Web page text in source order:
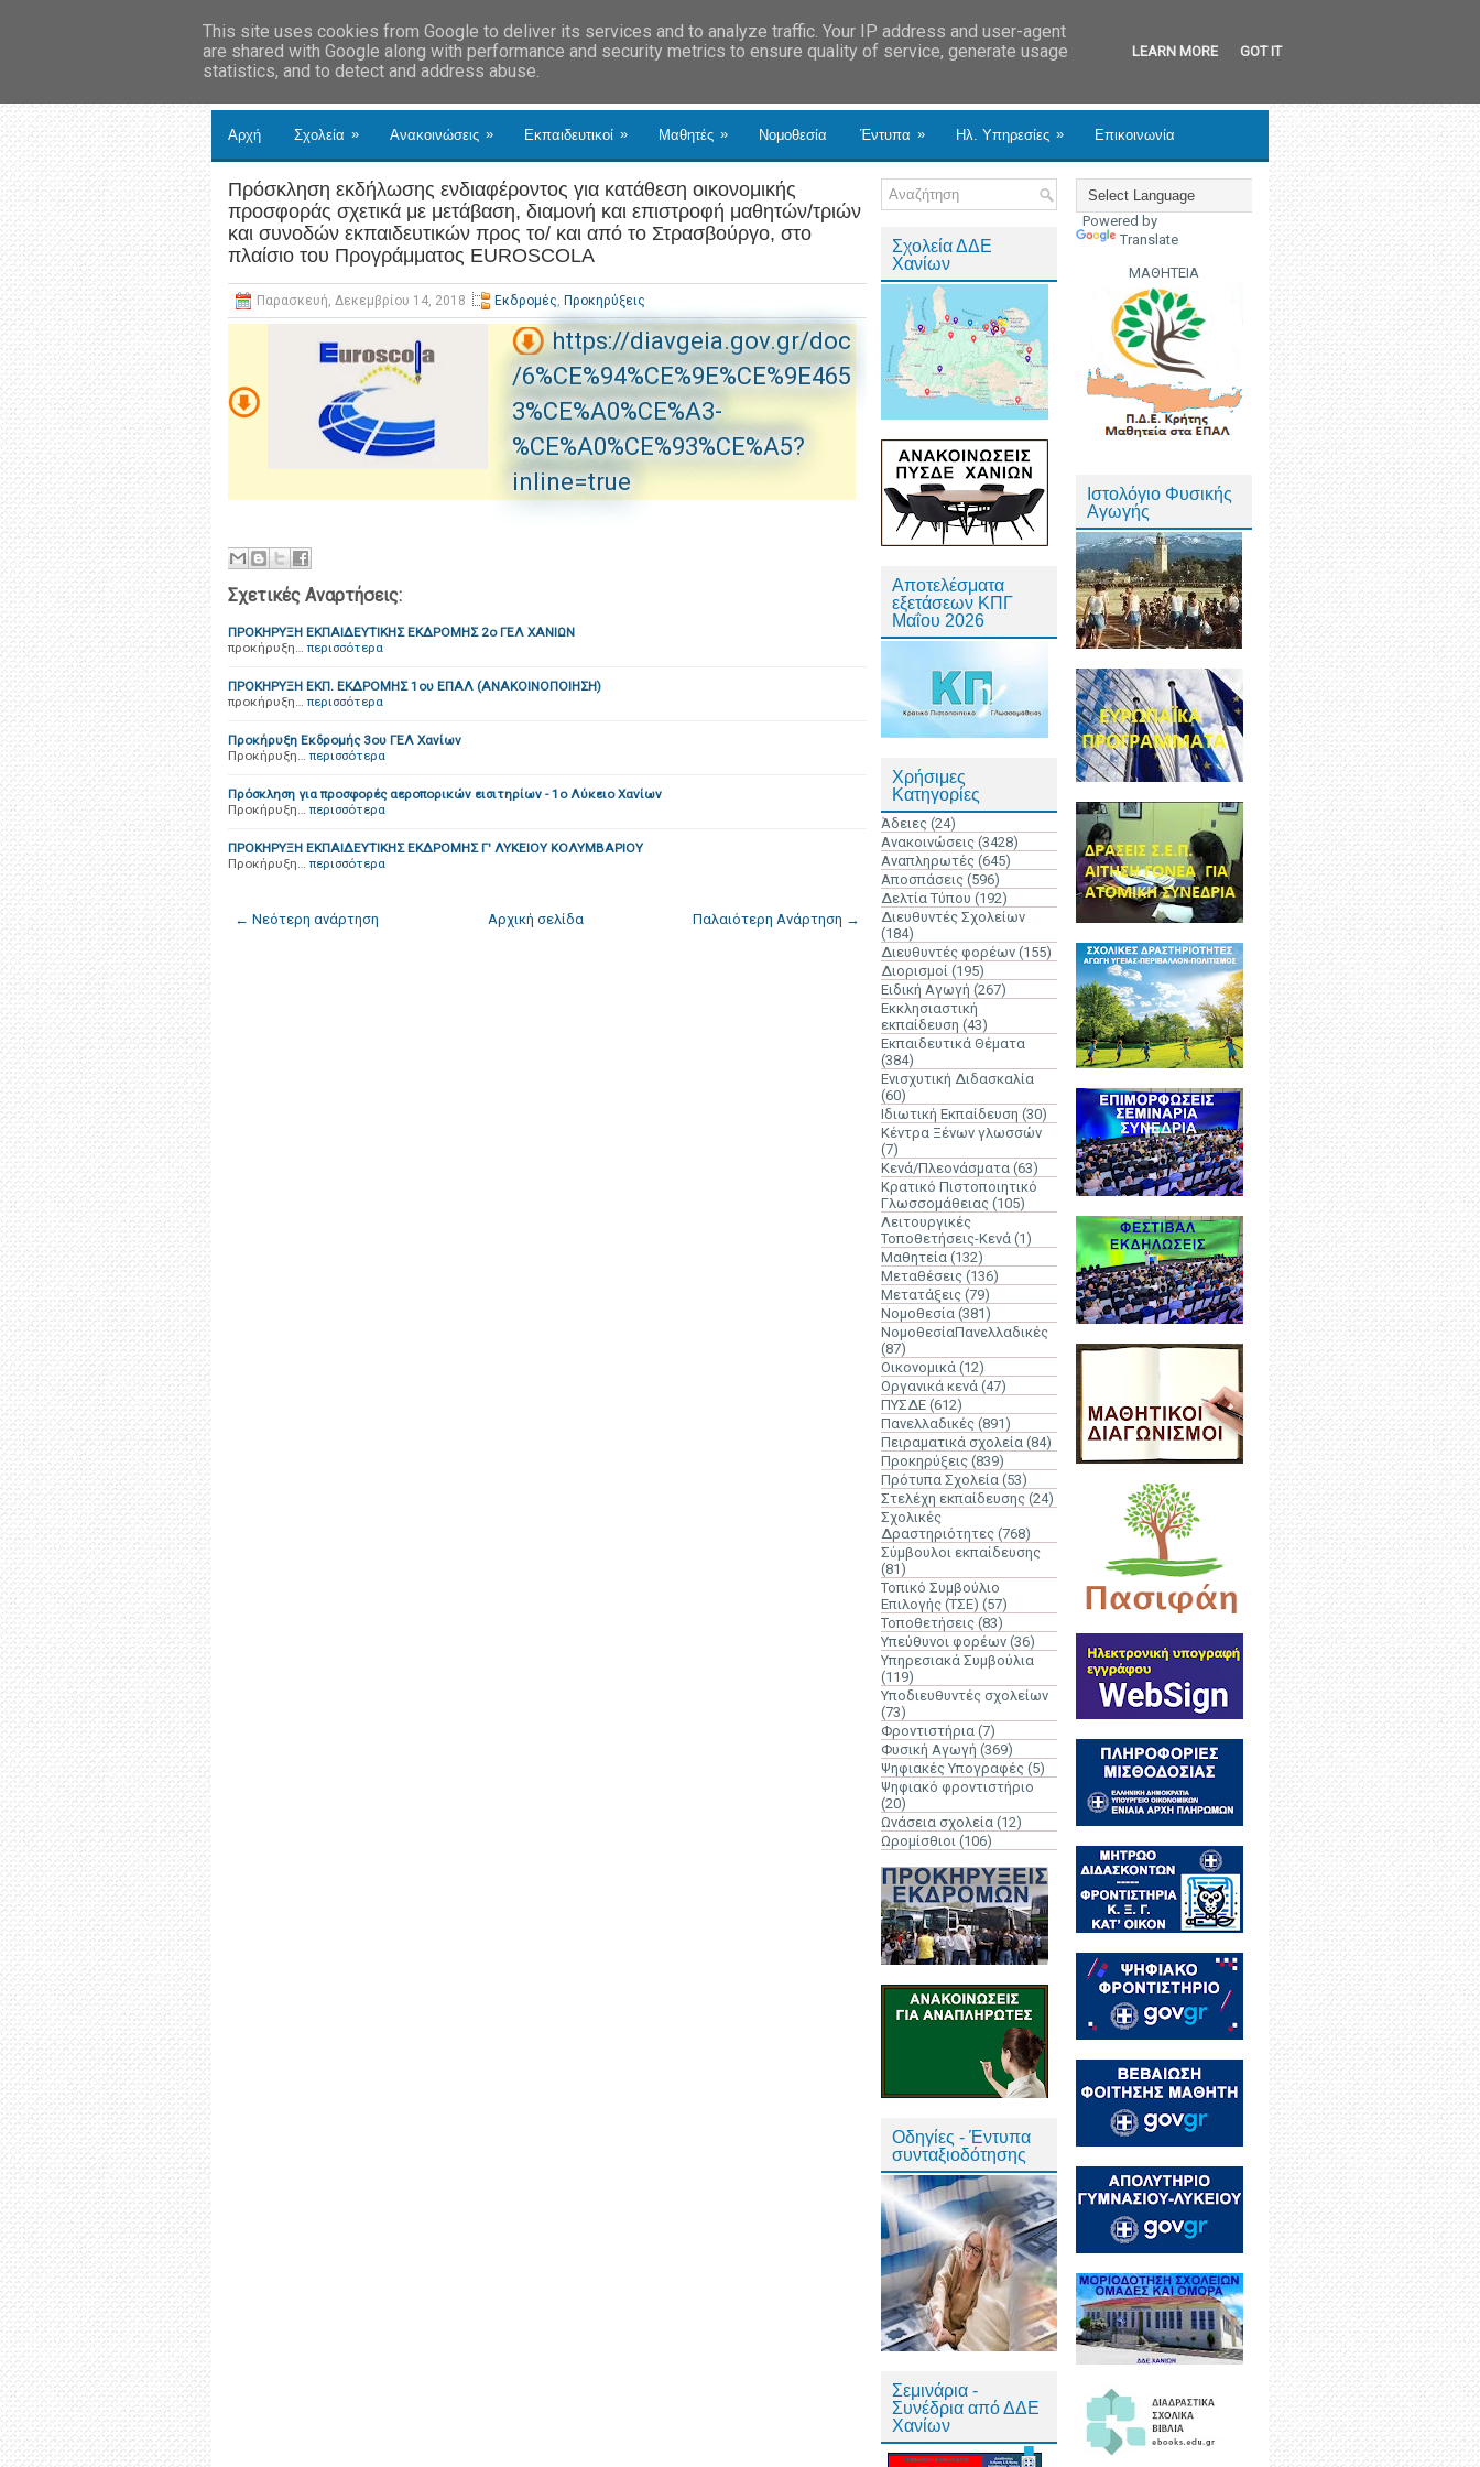
Αρχή Σχολεία » Ανακοινώσεις » Εκπαιδευτικοί » Μαθητές » Νομοθεσία Έντυπα » Ηλ. Υπηρεσίες » Επικοινωνία
Πρόσκληση εκδήλωσης ενδιαφέροντος για κατάθεση οικονομικής
προσφοράς σχετικά με μετάβαση, διαμονή και επιστροφή μαθητών/τριών
και συνοδών εκπαιδευτικών προς το/ και από το Στρασβούργο, στο
πλαίσιο του Προγράμματος EUROSCOLA
Παρασκευή, Δεκεμβρίου 14, 2018 Εκδρομές, Προκηρύξεις
https://diavgeia.gov.gr/doc
/6%CE%94%CE%9E%CE%9E465
3%CE%A0%CE%A3-
%CE%A0%CE%93%CE%A5?
inline=true
Σχετικές Αναρτήσεις:
ΠΡΟΚΗΡΥΞΗ ΕΚΠΑΙΔΕΥΤΙΚΗΣ ΕΚΔΡΟΜΗΣ 2ο ΓΕΛ ΧΑΝΙΩΝ
προκήρυξη… περισσότερα
ΠΡΟΚΗΡΥΞΗ ΕΚΠ. ΕΚΔΡΟΜΗΣ 1ου ΕΠΑΛ (ΑΝΑΚΟΙΝΟΠΟΙΗΣΗ)
προκήρυξη… περισσότερα
Προκήρυξη Εκδρομής 3ου ΓΕΛ Χανίων
Προκήρυξη… περισσότερα
Πρόσκληση για προσφορές αεροπορικών εισιτηρίων - 1ο Λύκειο Χανίων
Προκήρυξη… περισσότερα
ΠΡΟΚΗΡΥΞΗ ΕΚΠΑΙΔΕΥΤΙΚΗΣ ΕΚΔΡΟΜΗΣ Γ' ΛΥΚΕΙΟΥ ΚΟΛΥΜΒΑΡΙΟΥ
Προκήρυξη… περισσότερα
← Νεότερη ανάρτηση Παλαιότερη Ανάρτηση →
Αρχική σελίδα
Σχολεία ΔΔΕ
Χανίων
Αποτελέσματα
εξετάσεων ΚΠΓ
Μαΐου 2026
Χρήσιμες
Κατηγορίες
Άδειες (24)
Ανακοινώσεις (3428)
Αναπληρωτές (645)
Αποσπάσεις (596)
Δελτία Τύπου (192)
Διευθυντές Σχολείων
(184)
Διευθυντές φορέων (155)
Διορισμοί (195)
Ειδική Αγωγή (267)
Εκκλησιαστική
εκπαίδευση (43)
Εκπαιδευτικά Θέματα
(384)
Ενισχυτική Διδασκαλία
(60)
Ιδιωτική Εκπαίδευση (30)
Κέντρα Ξένων γλωσσών
(7)
Κενά/Πλεονάσματα (63)
Κρατικό Πιστοποιητικό
Γλωσσομάθειας (105)
Λειτουργικές
Τοποθετήσεις-Κενά (1)
Μαθητεία (132)
Μεταθέσεις (136)
Μετατάξεις (79)
Νομοθεσία (381)
ΝομοθεσίαΠανελλαδικές
(87)
Οικονομικά (12)
Οργανικά κενά (47)
ΠΥΣΔΕ (612)
Πανελλαδικές (891)
Πειραματικά σχολεία (84)
Προκηρύξεις (839)
Πρότυπα Σχολεία (53)
Στελέχη εκπαίδευσης (24)
Σχολικές
Δραστηριότητες (768)
Σύμβουλοι εκπαίδευσης
(81)
Τοπικό Συμβούλιο
Επιλογής (ΤΣΕ) (57)
Τοποθετήσεις (83)
Υπεύθυνοι φορέων (36)
Υπηρεσιακά Συμβούλια
(119)
Υποδιευθυντές σχολείων
(73)
Φροντιστήρια (7)
Φυσική Αγωγή (369)
Ψηφιακές Υπογραφές (5)
Ψηφιακό φροντιστήριο
(20)
Ωνάσεια σχολεία (12)
Ωρομίσθιοι (106)
Οδηγίες - Έντυπα
συνταξιοδότησης
Σεμινάρια -
Συνέδρια από ΔΔΕ
Χανίων
Powered by
Translate
ΜΑΘΗΤΕΙΑ
Ιστολόγιο Φυσικής
Αγωγής
This site uses cookies from Google to deliver its services and to analyze traffic. Your IP address and user-agent
are shared with Google along with performance and security metrics to ensure quality of service, generate usage
statistics, and to detect and address abuse.
LEARN MORE GOT IT